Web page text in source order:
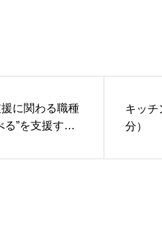
援に関わる職種
る”を支援す
キッチ
分）